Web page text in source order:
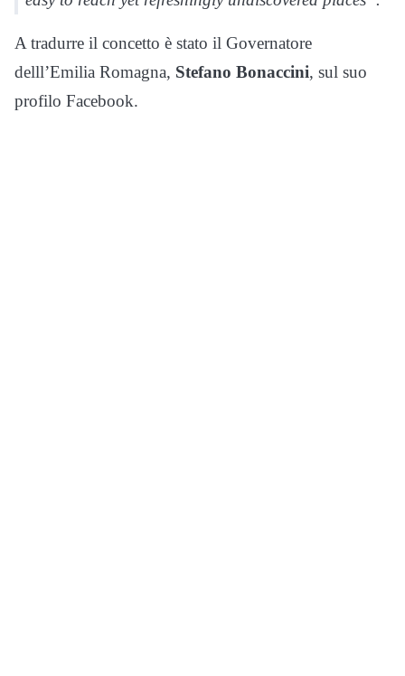
A tradurre il concetto è stato il Governatore
delll’Emilia Romagna, Stefano Bonaccini, sul suo
profilo Facebook.